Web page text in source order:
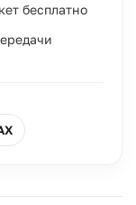
бесплатно